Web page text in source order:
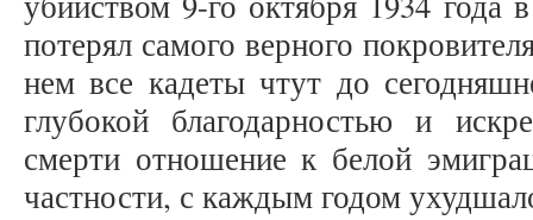
потерял самого верного
нем все кадеты чтут до
глубокой благодарностью и
смерти отношение к белой
частности, с каждым годом